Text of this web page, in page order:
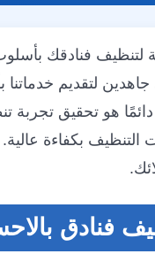
فنادقك
لتقديم
هو تحقيق تجربة
التنظيف بكفاءة
فنادق